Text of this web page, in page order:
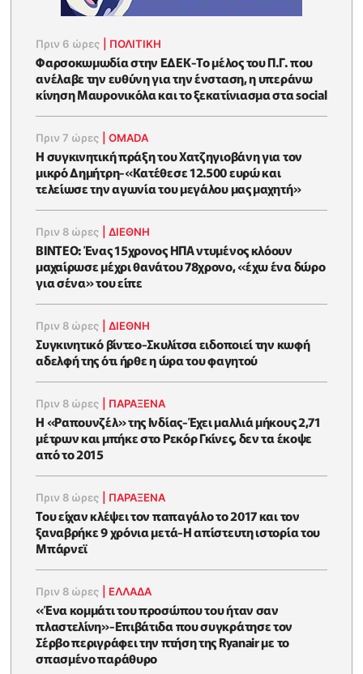
Πριν 6 ώρες ΠΟΛΙΤΙΚΗ
Φαρσοκωμωδία στην ΕΔΕΚ-Το μέλος του Π.Γ. που
ανέλαβε την ευθύνη για την ένσταση, η υπεράνω
κίνηση Μαυρονικόλα και το ξεκατίνιασμα στα social
Πριν 7 ώρες |OMADA
Η συγκινητική πράξη του Χατζηγιοβάνη για τον
μικρό Δημήτρη-«Κατέθεσε 12.500 ευρώ και
τελείωσε την αγωνία του μεγάλου μας μαχητή»
Πριν 8 ώρες |ΔΙΕΘΝΗ
ΒΙΝΤΕΟ: Ένας 15χρονος ΗΠΑ ντυμένος κλόουν
μαχαίρωσε μέχρι θανάτου 78χρονο, «έχω ένα δώρο
για σένα» του είπε
Πριν 8 ώρες |ΔΙΕΘΝΗ
Συγκινητικό βίντεο-Σκυλίτσα ειδοποιεί την κωφή
αδελφή της ότι ήρθε η ώρα του φαγητού
Πριν 8 ώρες ΠΑΡΑΞΕΝΑ
Η «Ραπουνζέλ» της Ινδίας-Έχει μαλλιά μήκους 2,71
μέτρων και μπήκε στο Ρεκόρ Γκίνες, δεν τα έκοψε
από το 2015
Πριν 8 ώρες ΠΑΡΑΞΕΝΑ
Του είχαν κλέψει τον παπαγάλο το 2017 και τον
ξαναβρήκε 9 χρόνια μετά-Η απίστευτη ιστορία του
Μπάρνεϊ
Πριν 8 ώρες ΕΛΛΑΔΑ
«Ένα κομμάτι του προσώπου του ήταν σαν
πλαστελίνη»-Επιβάτιδα που συγκράτησε τον
Σέρβο περιγράφει την πτήση της Ryanair με το
σπασμένο παράθυρο